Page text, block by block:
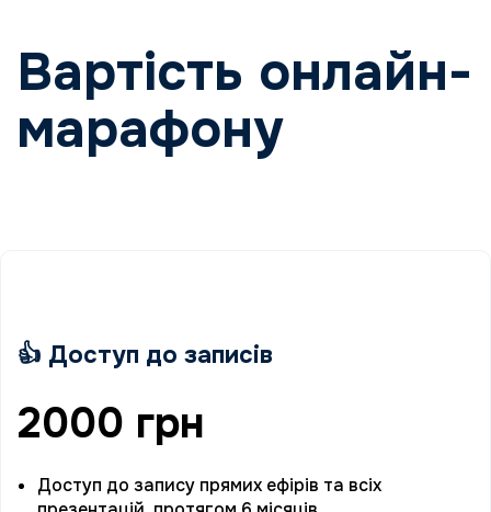
Вартість онлайн-
марафону
👍 Доступ до записів
2000 грн
Доступ до запису прямих ефірів та всіх